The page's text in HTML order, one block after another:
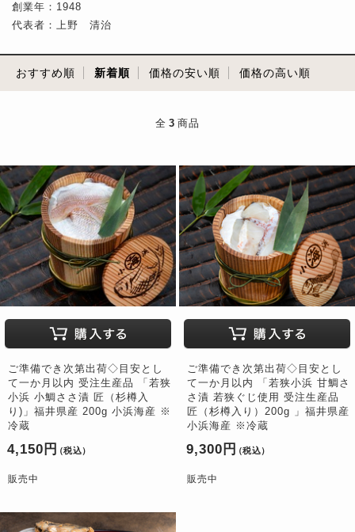
創業年：1948
代表者：上野 清治
おすすめ順 新着順 価格の安い順 価格の高い順
全 3 商品
ご準備でき次第出荷◇目安とし
て一か月以内 受注生産品 「若狭
小浜 小鯛ささ漬 匠（杉樽入
り)」福井県産 200g 小浜海産 ※
冷蔵
4,150円 （税込）
販売中
ご準備でき次第出荷◇目安とし
て一か月以内 「若狭小浜 甘鯛さ
さ漬 若狭ぐじ使用 受注生産品
匠（杉樽入り）200g 」福井県産
小浜海産 ※冷蔵
9,300円 （税込）
販売中